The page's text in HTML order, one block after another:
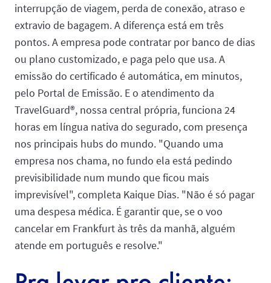
interrupção de viagem, perda de conexão, atraso e
extravio de bagagem. A diferença está em três
pontos. A empresa pode contratar por banco de dias
ou plano customizado, e paga pelo que usa. A
emissão do certificado é automática, em minutos,
pelo Portal de Emissão. E o atendimento da
TravelGuard®, nossa central própria, funciona 24
horas em língua nativa do segurado, com presença
nos principais hubs do mundo. "Quando uma
empresa nos chama, no fundo ela está pedindo
previsibilidade num mundo que ficou mais
imprevisível", completa Kaique Dias. "Não é só pagar
uma despesa médica. É garantir que, se o voo
cancelar em Frankfurt às três da manhã, alguém
atende em português e resolve."